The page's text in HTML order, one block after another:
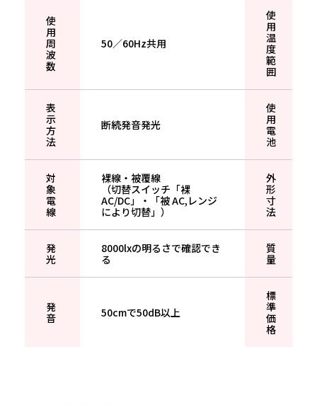
使
用
周
波
数
50／60Hz共用
使
用
温
度
範
囲
表
示
方
法
断続発音発光
使
用
電
池
対
象
電
線
裸線・被覆線
（切替スイッチ「裸
AC/DC」・「被 AC,レンジ
により切替」）
外
形
寸
法
発
光
8000lxの明るさで確認でき
る
質
量
発
音
50cmで50dB以上
標
準
価
格